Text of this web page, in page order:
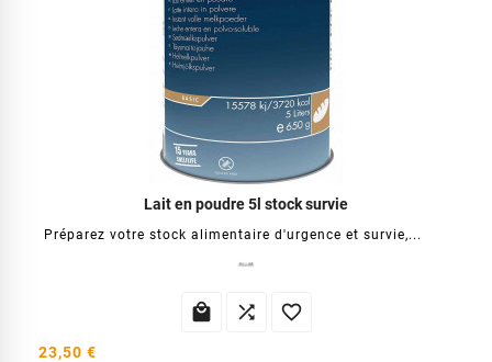
Lait en poudre 5l stock survie
Préparez votre stock alimentaire d'urgence et survie,...
  
23,50 €